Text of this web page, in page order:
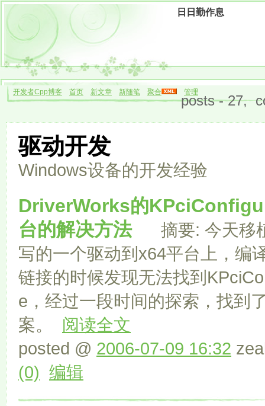
日日勤作息
开发者Cpp博客 首页 新文章 新随笔 聚合 管理
posts - 27,
驱动开发
Windows设备的开发经验
DriverWorks的
台的解决方法
摘要: 今天移
写的一个驱动到x64平台上，编
链接的时候发现无法找到
e，经过一段时间的探索，找到
案。 阅读全文
posted @ 2006-07-09 16:32
(0) 编辑